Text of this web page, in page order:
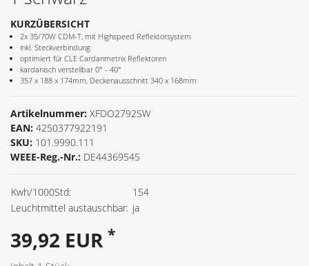
KURZÜBERSICHT
2x 35/70W CDM-T, mit Highspeed Reflektorsystem
inkl. Steckverbindung
optimiert für CLE Cardanmetrix Reflektoren
kardanisch verstellbar 0° - 40°
357 x 188 x 174mm, Deckenausschnitt 340 x 168mm
Artikelnummer: XFDO2792SW
EAN: 4250377922191
SKU: 101.9990.111
WEEE-Reg.-Nr.: DE44369545
Kwh/1000Std:
154
Leuchtmittel austauschbar: ja
39,92 EUR *